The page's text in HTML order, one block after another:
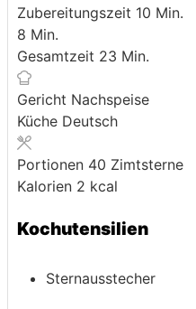
Zubereitungszeit 10 Minuten
Min.
8 Minuten
Min.
Gesamtzeit 23 Minuten
Min.
Gericht Nachspeise
Küche Deutsch
Portionen 40 Zimtsterne
Kalorien 2 kcal
Kochutensilien
Sternausstecher